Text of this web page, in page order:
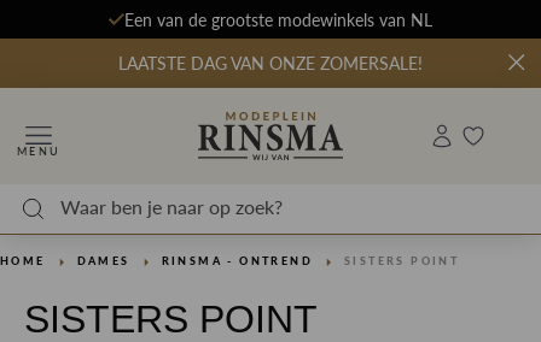
Een van de grootste modewinkels van NL
LAATSTE DAG VAN ONZE ZOMERSALE!
MENU
HOME DAMES RINSMA - ONTREND SISTERS POINT
SISTERS POINT